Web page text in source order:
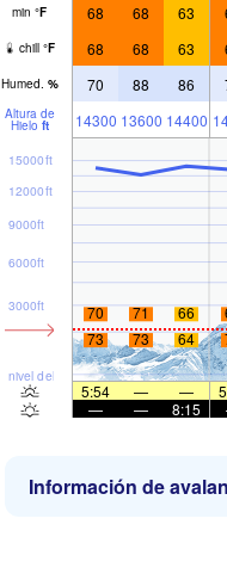
min °F 68 68 63
chill °F 68 68 63
Humed. % 70 88 86
Altura de
Hielo ft 14300 13600 14400
nivel del mar
3000ft
6000ft
9000ft
12000ft
15000ft
70 71 66
73
73 64
5:54 — —
—
— 8:15
Información de